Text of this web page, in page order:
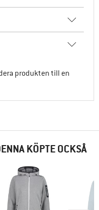
produkten till en
KÖPTE OCKSÅ